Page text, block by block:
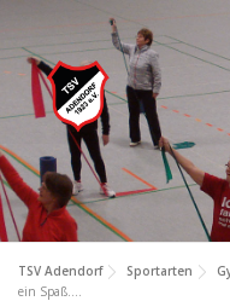
springen
TSV Adendorf Sportarten
ein Spaß….